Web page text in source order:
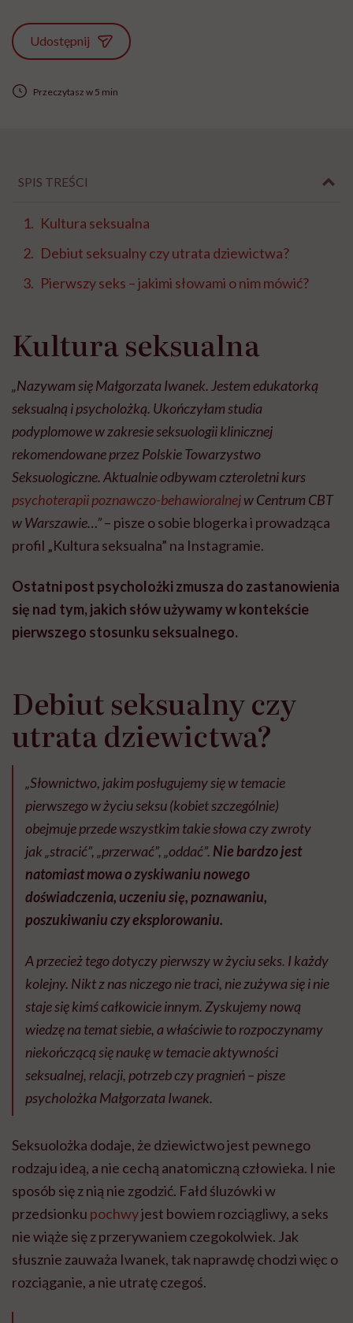
Udostępnij
Przeczytasz w 5 min
SPIS TREŚCI
Kultura seksualna
Debiut seksualny czy utrata dziewictwa?
Pierwszy seks – jakimi słowami o nim mówić?
Kultura seksualna
„Nazywam się Małgorzata Iwanek. Jestem edukatorką
seksualną i psycholożką. Ukończyłam studia
podyplomowe w zakresie seksuologii klinicznej
rekomendowane przez Polskie Towarzystwo
Seksuologiczne. Aktualnie odbywam czteroletni kurs
psychoterapii poznawczo-behawioralnejw Centrum CBT
w Warszawie…”– pisze o sobie blogerka i prowadząca
profil „Kultura seksualna” na Instagramie.
Ostatni post psycholożki zmusza do zastanowienia
się nad tym, jakich słów używamy w kontekście
pierwszego stosunku seksualnego.
Debiut seksualny czy
utrata dziewictwa?
„Słownictwo, jakim posługujemy się w temacie
pierwszego w życiu seksu (kobiet szczególnie)
obejmuje przede wszystkim takie słowa czy zwroty
jak „stracić”, „przerwać”, „oddać”. Nie bardzo jest
natomiast mowa o zyskiwaniu nowego
doświadczenia, uczeniu się, poznawaniu,
poszukiwaniu czy eksplorowaniu.
A przecież tego dotyczy pierwszy w życiu seks. I każdy
kolejny. Nikt z nas niczego nie traci, nie zużywa się i nie
staje się kimś całkowicie innym. Zyskujemy nową
wiedzę na temat siebie, a właściwie to rozpoczynamy
niekończącą się naukę w temacie aktywności
seksualnej, relacji, potrzeb czy pragnień – pisze
psycholożka Małgorzata Iwanek.
Seksuolożka dodaje, że dziewictwo jest pewnego
rodzaju ideą, a nie cechą anatomiczną człowieka. I nie
sposób się z nią nie zgodzić. Fałd śluzówki w
przedsionku pochwyjest bowiem rozciągliwy, a seks
nie wiąże się z przerywaniem czegokolwiek. Jak
słusznie zauważa Iwanek, tak naprawdę chodzi więc o
rozciąganie, a nie utratę czegoś.